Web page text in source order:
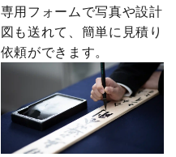
専用フォームで写真や設計
図も送れて、簡単に見積り
依頼ができます。